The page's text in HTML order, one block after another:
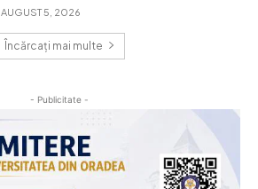
AUGUST 5, 2026
Încărcați mai multe
- Publicitate -